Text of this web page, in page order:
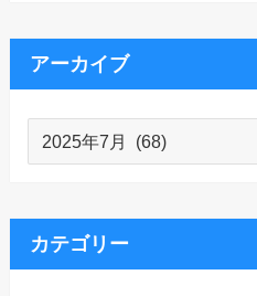
アーカイブ
ブ
カテゴリー